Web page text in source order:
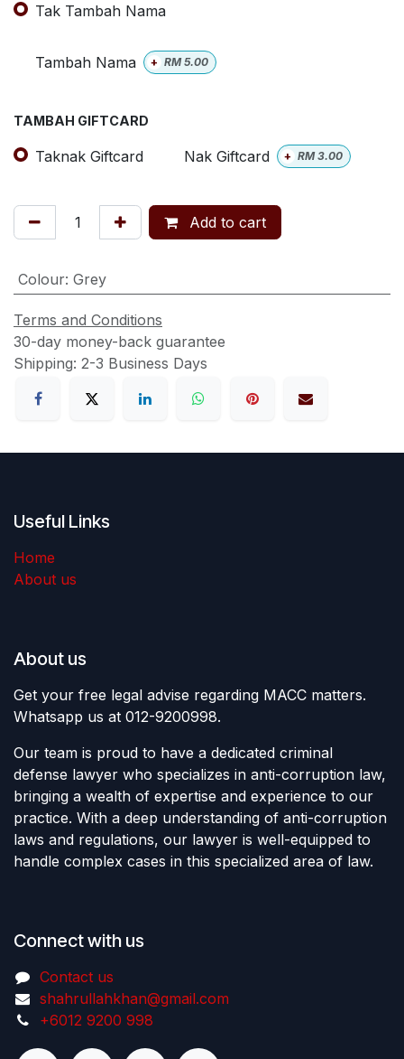
Tak Tambah Nama
Tambah Nama + RM5.00
TAMBAH GIFTCARD
Taknak Giftcard Nak Giftcard + RM3.00
Add to cart
Colour: Grey
Terms and Conditions
30-day money-back guarantee
Shipping: 2-3 Business Days
Useful Links
Home
About us
About us
Get your free legal advise regarding MACC matters.
Whatsapp us at 012-9200998.
Our team is proud to have a dedicated criminal
defense lawyer who specializes in anti-corruption law,
bringing a wealth of expertise and experience to our
practice. With a deep understanding of anti-corruption
laws and regulations, our lawyer is well-equipped to
handle complex cases in this specialized area of law.
Connect with us
Contact us
shahrullahkhan@gmail.com
+6012 9200 998